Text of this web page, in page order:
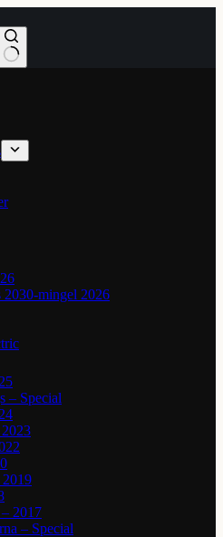
2030-mingel 2026
– Special
2017
– Special